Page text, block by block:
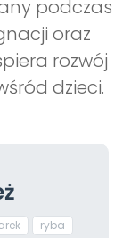
podczas
oraz
rozwój
dzieci.
ryba